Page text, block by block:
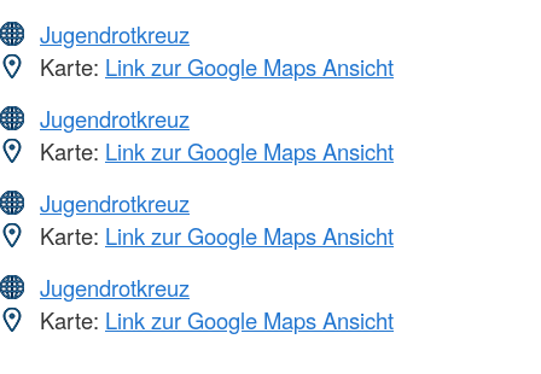
Jugendrotkreuz
Karte: Link zur Google Maps Ansicht
Jugendrotkreuz
Karte: Link zur Google Maps Ansicht
Jugendrotkreuz
Karte: Link zur Google Maps Ansicht
Jugendrotkreuz
Karte: Link zur Google Maps Ansicht